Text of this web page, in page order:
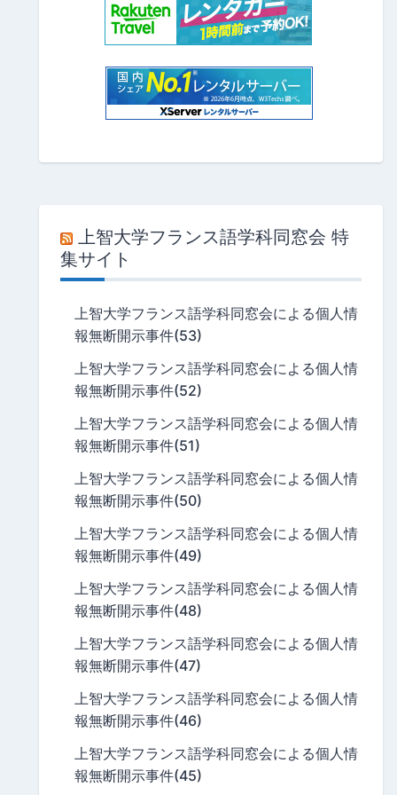
上智大学フランス語学科同窓会 特
集サイト
上智大学フランス語学科同窓会による個人情
報無断開示事件(53)
上智大学フランス語学科同窓会による個人情
報無断開示事件(52)
上智大学フランス語学科同窓会による個人情
報無断開示事件(51)
上智大学フランス語学科同窓会による個人情
報無断開示事件(50)
上智大学フランス語学科同窓会による個人情
報無断開示事件(49)
上智大学フランス語学科同窓会による個人情
報無断開示事件(48)
上智大学フランス語学科同窓会による個人情
報無断開示事件(47)
上智大学フランス語学科同窓会による個人情
報無断開示事件(46)
上智大学フランス語学科同窓会による個人情
報無断開示事件(45)